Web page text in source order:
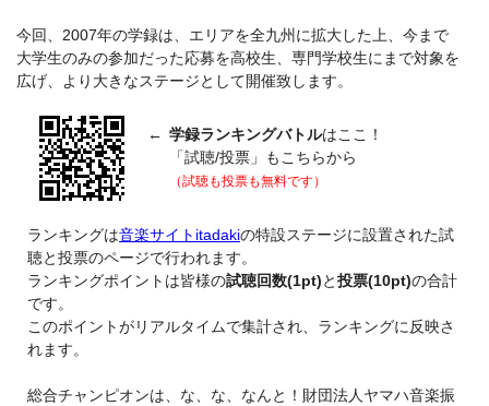
今回、2007年の学録は、エリアを全九州に拡大した上、今まで
大学生のみの参加だった応募を高校生、専門学校生にまで対象を
広げ、より大きなステージとして開催致します。
← 学録ランキングバトルはここ！
「試聴/投票」もこちらから
（試聴も投票も無料です）
ランキングは音楽サイトitadakiの特設ステージに設置された試
聴と投票のページで行われます。
ランキングポイントは皆様の試聴回数(1pt)と投票(10pt)の合計
です。
このポイントがリアルタイムで集計され、ランキングに反映さ
れます。
総合チャンピオンは、な、な、なんと！財団法人ヤマハ音楽振